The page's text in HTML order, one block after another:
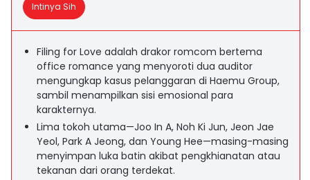
Intinya Sih
Filing for Love adalah drakor romcom bertema
office romance yang menyoroti dua auditor
mengungkap kasus pelanggaran di Haemu Group,
sambil menampilkan sisi emosional para
karakternya.
Lima tokoh utama—Joo In A, Noh Ki Jun, Jeon Jae
Yeol, Park A Jeong, dan Young Hee—masing-masing
menyimpan luka batin akibat pengkhianatan atau
tekanan dari orang terdekat.